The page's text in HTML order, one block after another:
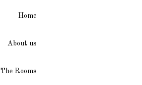
Home
About us
The Rooms